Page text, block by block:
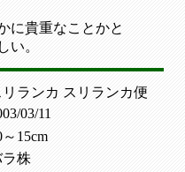
に貴重なことかと
い。
リランカ スリランカ便
03/11
～15cm
ラ株